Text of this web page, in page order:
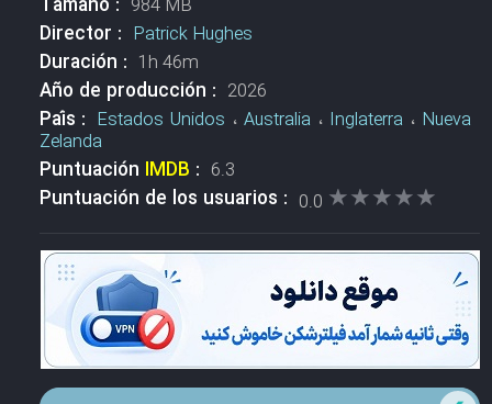
Tamaño : 984 MB
Director : Patrick Hughes
Duración : 1h 46m
Año de producción : 2026
País : Estados Unidos ،Australia ، Inglaterra ، Nueva
Zelanda
Puntuación IMDB : 6.3
Puntuación de los usuarios : 0.0 ★★★★★
★★★★★